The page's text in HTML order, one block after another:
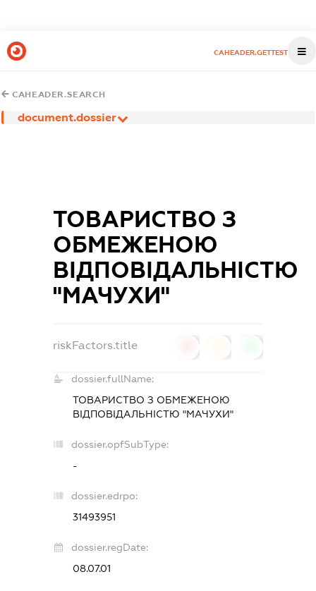
CAHEADER.GETTEST
CAHEADER.SEARCH
document.dossier
ТОВАРИСТВО З
ОБМЕЖЕНОЮ
ВІДПОВІДАЛЬНІСТЮ
"МАЧУХИ"
riskFactors.title
dossier.fullName:
ТОВАРИСТВО З ОБМЕЖЕНОЮ
ВІДПОВІДАЛЬНІСТЮ "МАЧУХИ"
dossier.opfSubType:
-
dossier.edrpo:
31493951
dossier.regDate:
08.07.01